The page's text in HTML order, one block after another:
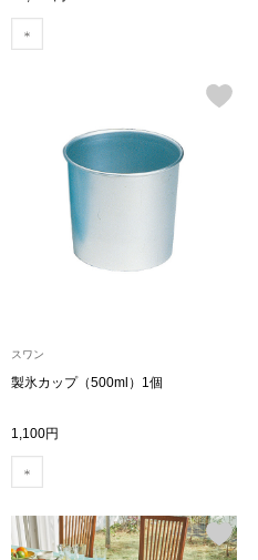
スワン
製氷カップ（500ml）1個
1,100円